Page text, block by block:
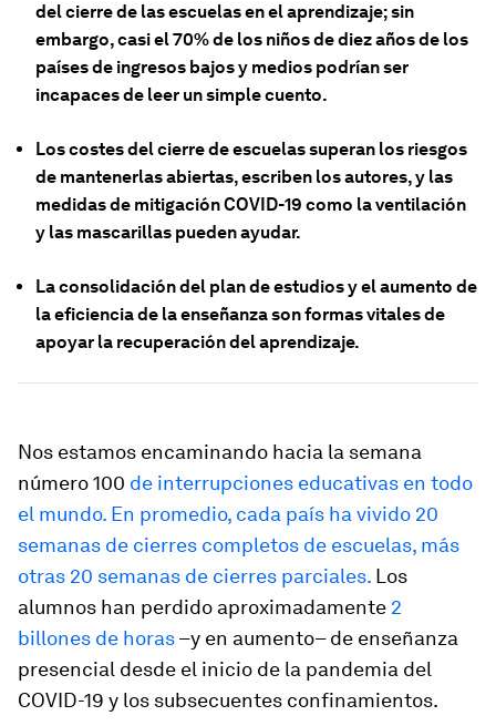
del cierre de las escuelas en el aprendizaje; sin
embargo, casi el 70% de los niños de diez años de los
países de ingresos bajos y medios podrían ser
incapaces de leer un simple cuento.
Los costes del cierre de escuelas superan los riesgos
de mantenerlas abiertas, escriben los autores, y las
medidas de mitigación COVID-19 como la ventilación
y las mascarillas pueden ayudar.
La consolidación del plan de estudios y el aumento de
la eficiencia de la enseñanza son formas vitales de
apoyar la recuperación del aprendizaje.
Nos estamos encaminando hacia la semana
número 100 de interrupciones educativas en todo
el mundo. En promedio, cada país ha vivido 20
semanas de cierres completos de escuelas, más
otras 20 semanas de cierres parciales. Los
alumnos han perdido aproximadamente 2
billones de horas–y en aumento– de enseñanza
presencial desde el inicio de la pandemia del
COVID-19 y los subsecuentes confinamientos.